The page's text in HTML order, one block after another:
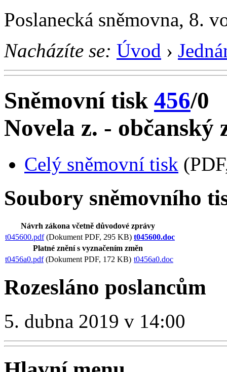
Poslanecká sněmovna, 8.
Nacházíte se: Úvod ›
Sněmovní tisk 456/0
Novela z. - občanský
Celý sněmovní tisk
Soubory sněmovního
Návrh zákona včetně důvodové zprávy
t045600.pdf(Dokument PDF, 295 KB) t045600.doc
Platné znění s vyznačením změn
t0456a0.pdf(Dokument PDF, 172 KB) t0456a0.doc
Rozesláno poslancům
5. dubna 2019 v 14:00